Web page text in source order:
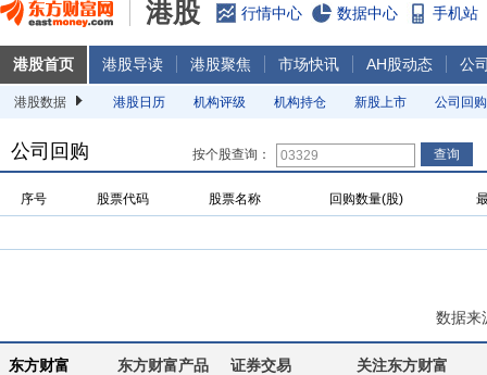
港股 行情中心 数据中心 手机站
港股首页 港股导读 港股聚焦 市场快讯 AH股动态 公
港股数据 港股日历 机构评级 机构持仓 新股上市 公司回购
公司回购 按个股查询：
序号 股票代码 股票名称 回购数量(股)
数据来
东方财富 东方财富产品 证券交易 关注东方财富